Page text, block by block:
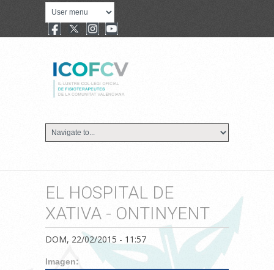
EL HOSPITAL DE
XATIVA - ONTINYENT
DOM, 22/02/2015 - 11:57
Imagen: